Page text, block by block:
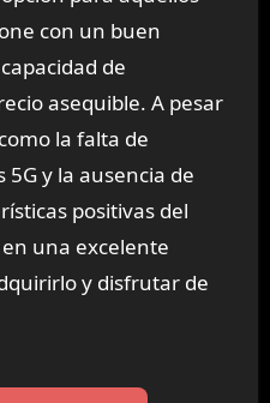
con un buen
de
asequible. A pesar
la falta de
y la ausencia de
positivas del
una excelente
y disfrutar de